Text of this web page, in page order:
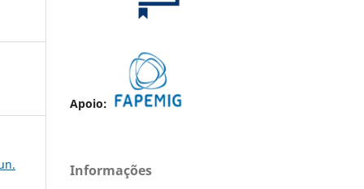
Apoio:
Informações